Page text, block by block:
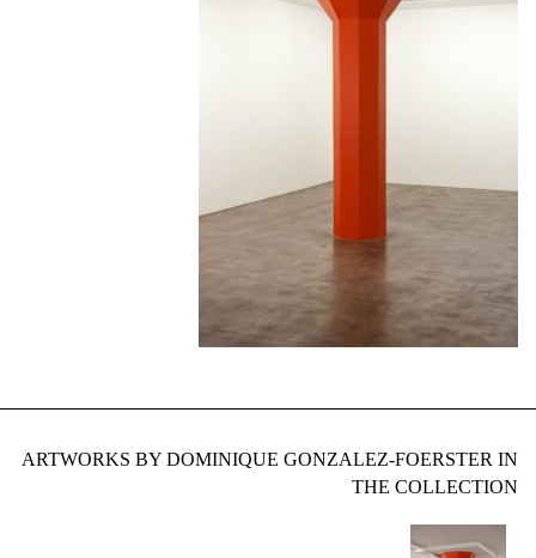
ARTWORKS BY DOMINIQUE GONZALEZ-FOERSTER IN
THE COLLECTION